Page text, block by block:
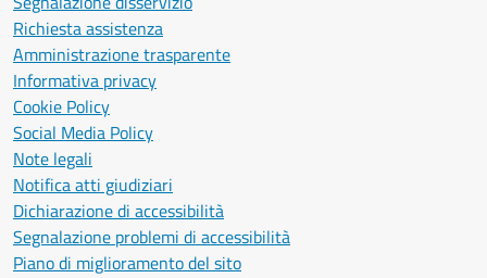
Richiesta assistenza
Amministrazione trasparente
Informativa privacy
Cookie Policy
Social Media Policy
Note legali
Notifica atti giudiziari
Dichiarazione di accessibilità
Segnalazione problemi di accessibilità
Piano di miglioramento del sito